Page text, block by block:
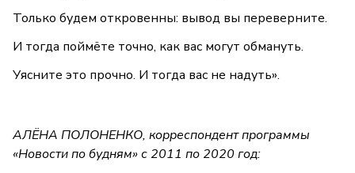
Только будем откровенны: вывод вы переверните.
И тогда поймёте точно, как вас могут обмануть.
Уясните это прочно. И тогда вас не надуть».
АЛЁНА ПОЛОНЕНКО, корреспондент программы
«Новости по будням» с 2011 по 2020 год: